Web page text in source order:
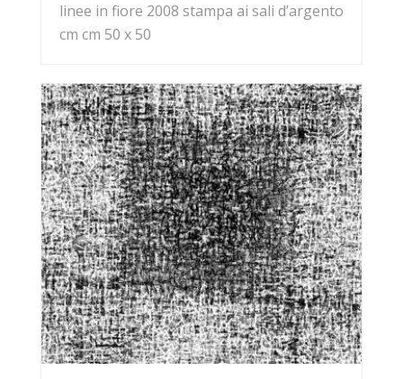
linee in fiore 2008 stampa ai sali d’argento
cm cm 50 x 50